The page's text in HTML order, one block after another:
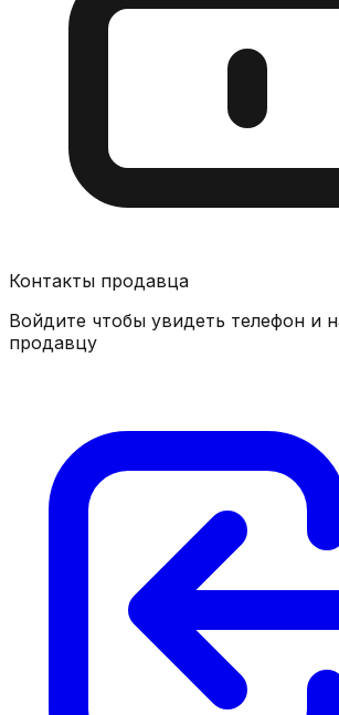
Контакты продавца
Войдите чтобы увидеть телефон и
продавцу